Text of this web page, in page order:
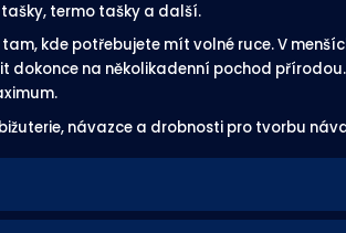
termo tašky a další.
kde potřebujete mít volné ruce. V
dokonce na několikadenní pochod
návazce a drobnosti pro tvorbu